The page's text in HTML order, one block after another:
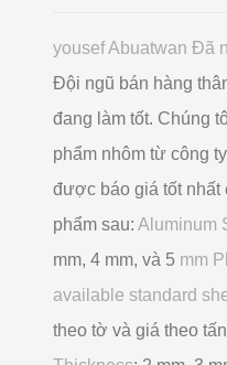
yousef Abuatwan Đã
Đội ngũ bán hàng
đang làm tốt. Chúng
phẩm nhôm từ công
được báo giá tốt nhất
phẩm sau: Aluminum
mm, 4 mm, và 5 mm
available standard
theo tờ và giá theo